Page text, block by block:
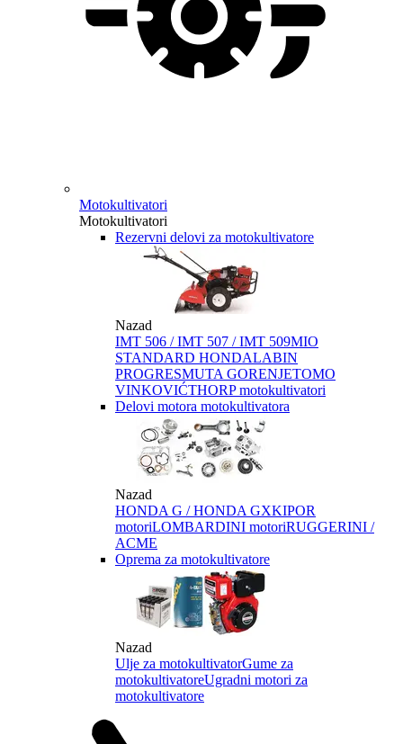
Motokultivatori
Motokultivatori
Rezervni delovi za motokultivatore
Nazad
IMT 506 / IMT 507 / IMT 509MIO
STANDARD HONDALABIN
PROGRESMUTA GORENJETOMO
VINKOVIĆTHORP motokultivatori
Delovi motora motokultivatora
Nazad
HONDA G / HONDA GXKIPOR
motoriLOMBARDINI motoriRUGGERINI /
ACME
Oprema za motokultivatore
Nazad
Ulje za motokultivatorGume za
motokultivatoreUgradni motori za
motokultivatore